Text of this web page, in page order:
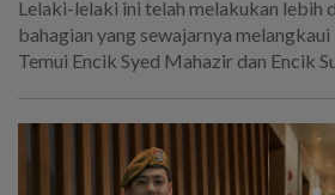
Lelaki-lelaki ini telah melakukan lebih
bahagian yang sewajarnya
Temui Encik Syed Mahazir dan Encik